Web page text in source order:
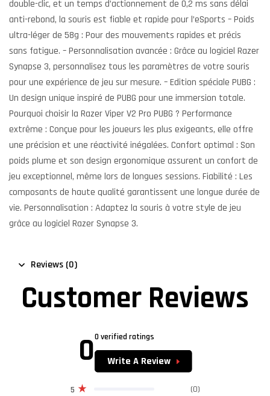
double-clic, et un temps d’actionnement de 0,2 ms sans délai
anti-rebond, la souris est fiable et rapide pour l’eSports – Poids
ultra-léger de 58g : Pour des mouvements rapides et précis
sans fatigue. – Personnalisation avancée : Grâce au logiciel Razer
Synapse 3, personnalisez tous les paramètres de votre souris
pour une expérience de jeu sur mesure. – Edition spéciale PUBG :
Un design unique inspiré de PUBG pour une immersion totale.
Pourquoi choisir la Razer Viper V2 Pro PUBG ? Performance
extrême : Conçue pour les joueurs les plus exigeants, elle offre
une précision et une réactivité inégalées. Confort optimal : Son
poids plume et son design ergonomique assurent un confort de
jeu exceptionnel, même lors de longues sessions. Fiabilité : Les
composants de haute qualité garantissent une longue durée de
vie. Personnalisation : Adaptez la souris à votre style de jeu
grâce au logiciel Razer Synapse 3.
Reviews (0)
Customer Reviews
00 verified ratings
Write A Review
5 (0)